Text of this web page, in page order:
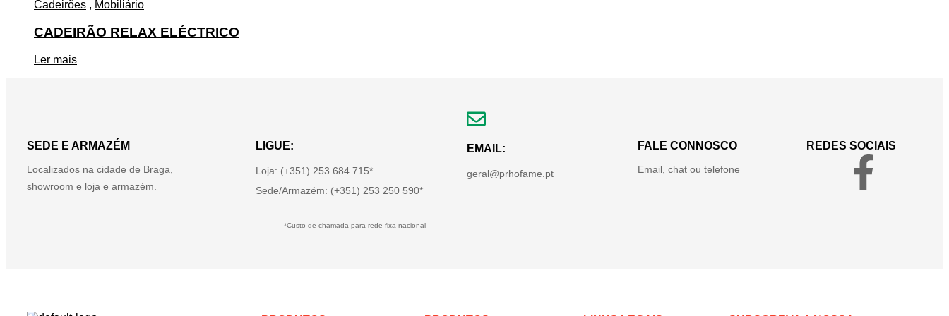
Cadeirões , Mobiliário
CADEIRÃO RELAX ELÉCTRICO
Ler mais
SEDE E ARMAZÉM
Localizados na cidade de Braga,
showroom e loja e armazém.
LIGUE:
Loja: (+351) 253 684 715*
Sede/Armazém: (+351) 253 250 590*
*Custo de chamada para rede fixa nacional
EMAIL:
geral@prhofame.pt
FALE CONNOSCO
Email, chat ou telefone
REDES SOCIAIS